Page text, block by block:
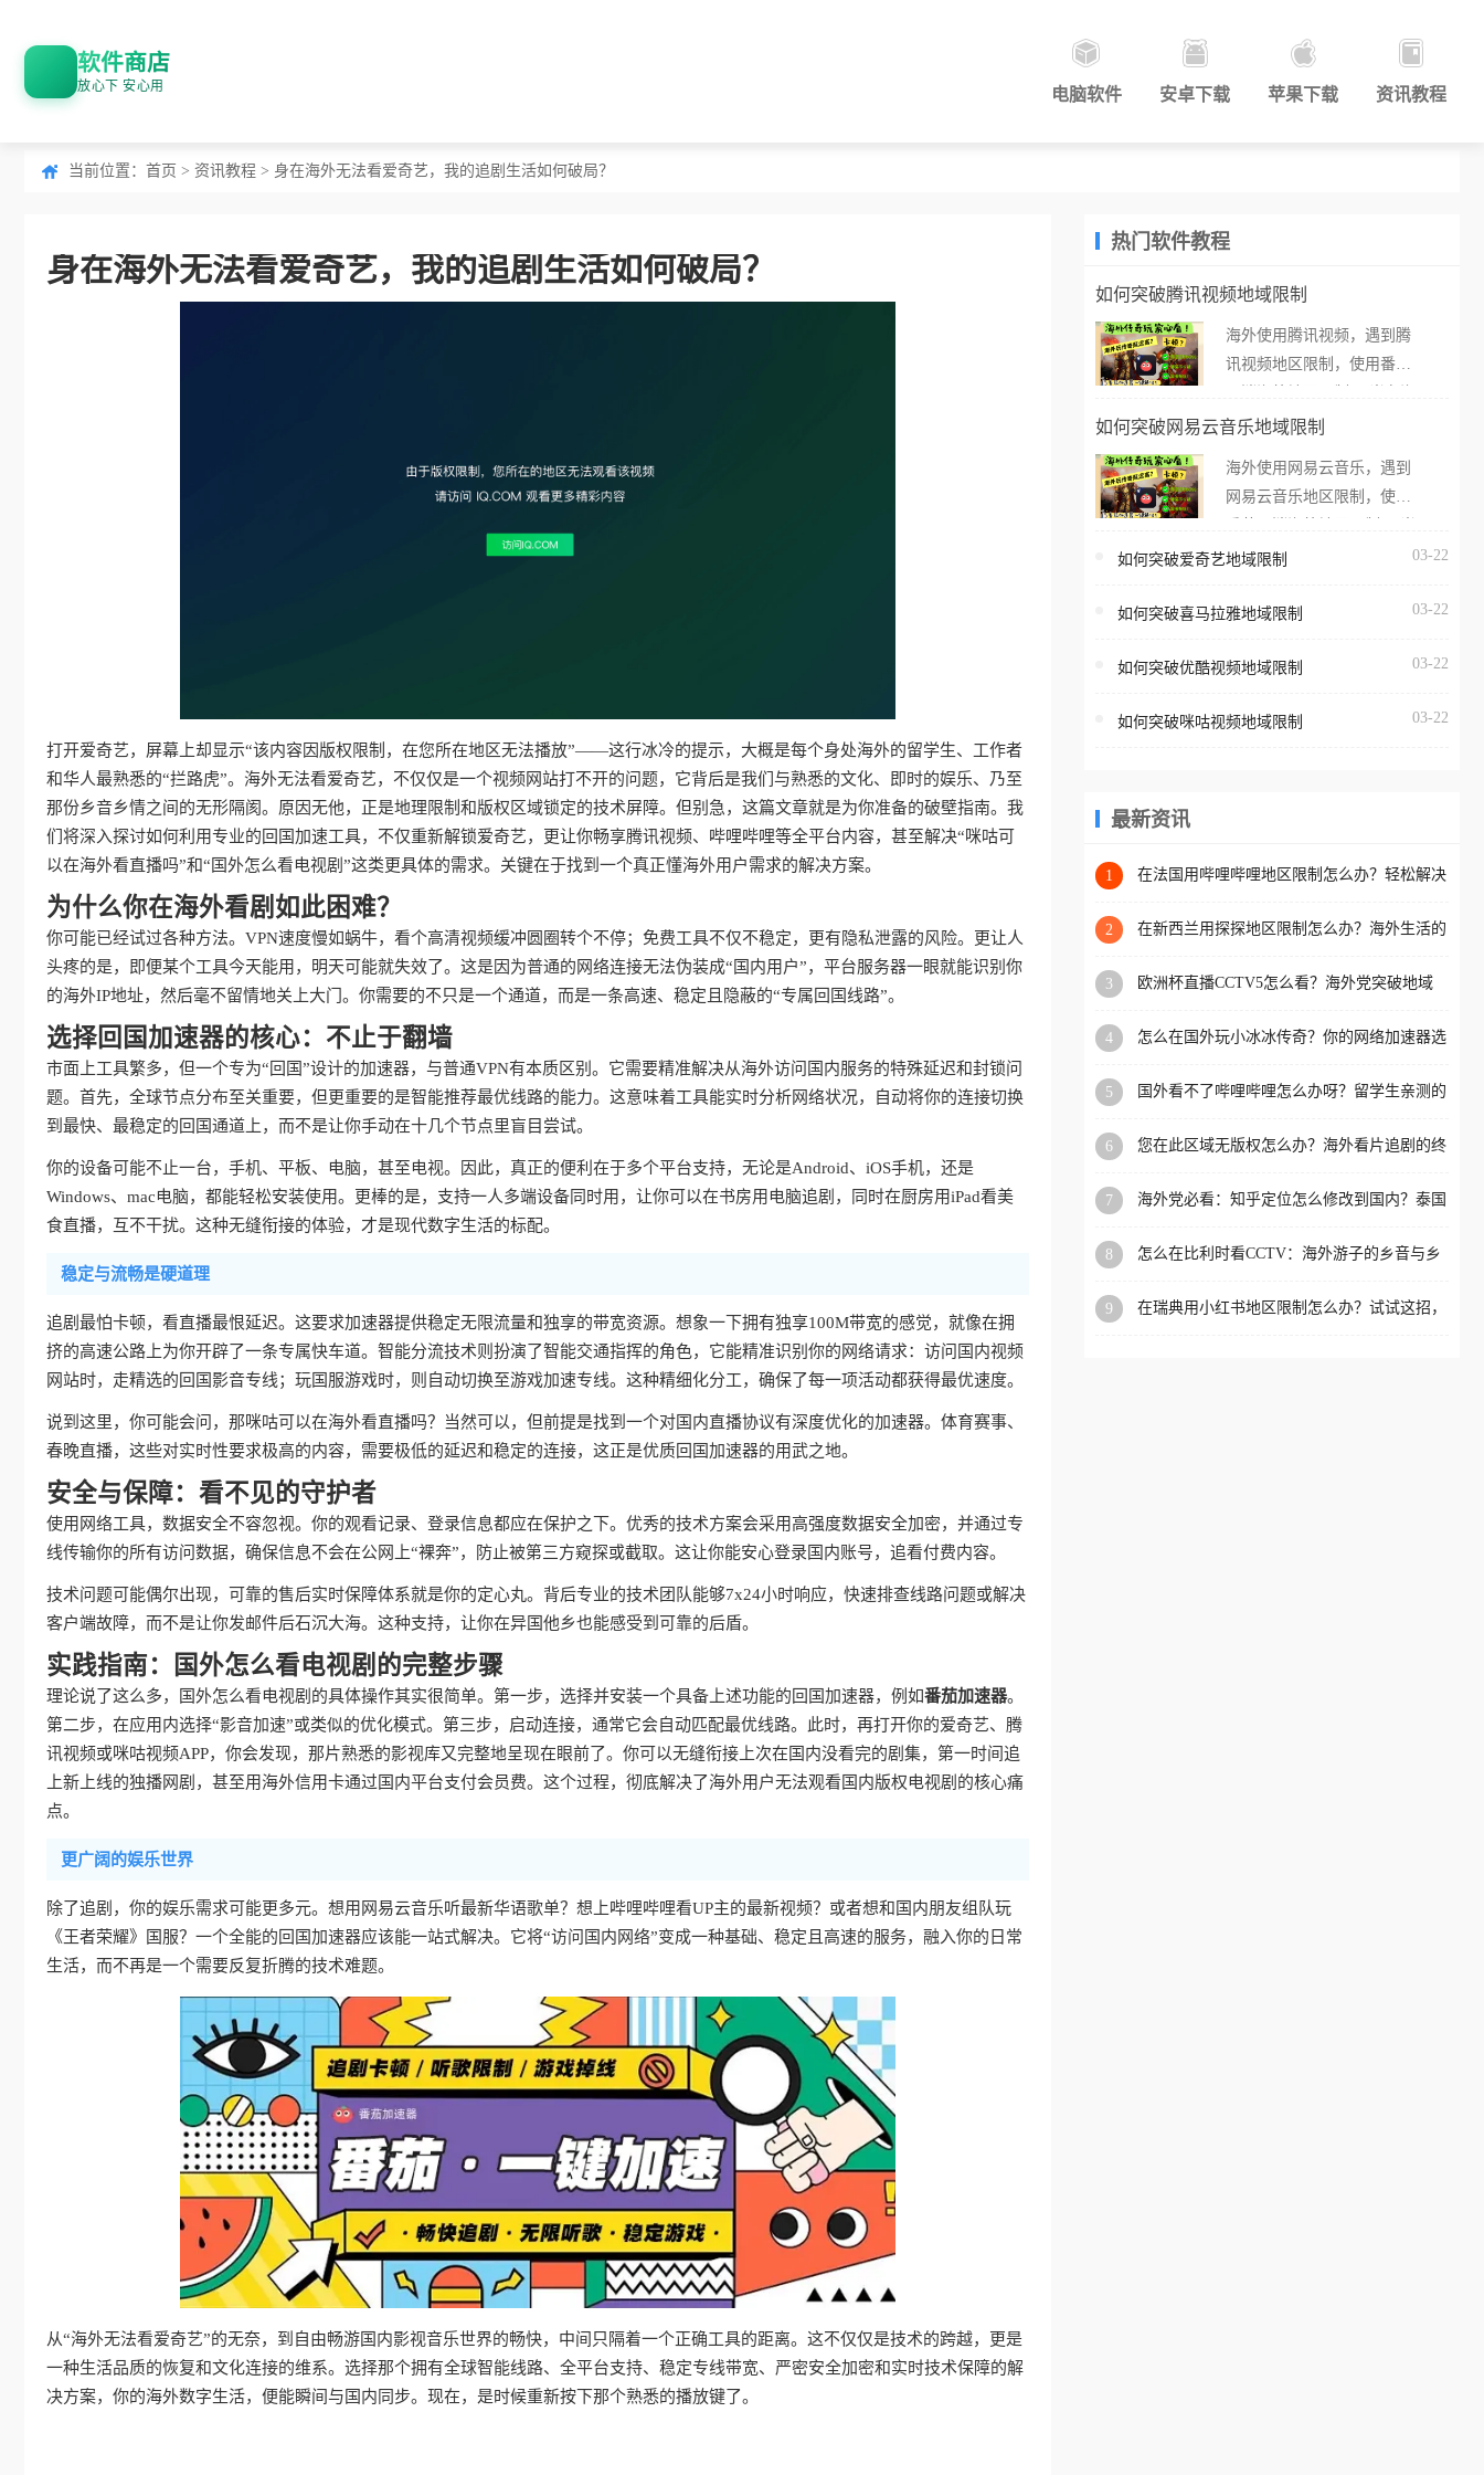
软件商店
放心下 安心用 电脑软件 安卓下载 苹果下载 资讯教程
当前位置： 首页 > 资讯教程 > 身在海外无法看爱奇艺，我的追剧生活如何破局？
身在海外无法看爱奇艺，我的追剧生活如何破局？
打开爱奇艺，屏幕上却显示“该内容因版权限制，在您所在地区无法播放”——这行冰冷的提示，大概是每个身处海外的留学生、工作者
和华人最熟悉的“拦路虎”。海外无法看爱奇艺，不仅仅是一个视频网站打不开的问题，它背后是我们与熟悉的文化、即时的娱乐、乃至
那份乡音乡情之间的无形隔阂。原因无他，正是地理限制和版权区域锁定的技术屏障。但别急，这篇文章就是为你准备的破壁指南。我
们将深入探讨如何利用专业的回国加速工具，不仅重新解锁爱奇艺，更让你畅享腾讯视频、哔哩哔哩等全平台内容，甚至解决“咪咕可
以在海外看直播吗”和“国外怎么看电视剧”这类更具体的需求。关键在于找到一个真正懂海外用户需求的解决方案。
为什么你在海外看剧如此困难？
你可能已经试过各种方法。VPN速度慢如蜗牛，看个高清视频缓冲圆圈转个不停；免费工具不仅不稳定，更有隐私泄露的风险。更让人
头疼的是，即便某个工具今天能用，明天可能就失效了。这是因为普通的网络连接无法伪装成“国内用户”，平台服务器一眼就能识别你
的海外IP地址，然后毫不留情地关上大门。你需要的不只是一个通道，而是一条高速、稳定且隐蔽的“专属回国线路”。
选择回国加速器的核心：不止于翻墙
市面上工具繁多，但一个专为“回国”设计的加速器，与普通VPN有本质区别。它需要精准解决从海外访问国内服务的特殊延迟和封锁问
题。首先，全球节点分布至关重要，但更重要的是智能推荐最优线路的能力。这意味着工具能实时分析网络状况，自动将你的连接切换
到最快、最稳定的回国通道上，而不是让你手动在十几个节点里盲目尝试。
你的设备可能不止一台，手机、平板、电脑，甚至电视。因此，真正的便利在于多个平台支持，无论是Android、iOS手机，还是
Windows、mac电脑，都能轻松安装使用。更棒的是，支持一人多端设备同时用，让你可以在书房用电脑追剧，同时在厨房用iPad看美
食直播，互不干扰。这种无缝衔接的体验，才是现代数字生活的标配。
稳定与流畅是硬道理
追剧最怕卡顿，看直播最恨延迟。这要求加速器提供稳定无限流量和独享的带宽资源。想象一下拥有独享100M带宽的感觉，就像在拥
挤的高速公路上为你开辟了一条专属快车道。智能分流技术则扮演了智能交通指挥的角色，它能精准识别你的网络请求：访问国内视频
网站时，走精选的回国影音专线；玩国服游戏时，则自动切换至游戏加速专线。这种精细化分工，确保了每一项活动都获得最优速度。
说到这里，你可能会问，那咪咕可以在海外看直播吗？当然可以，但前提是找到一个对国内直播协议有深度优化的加速器。体育赛事、
春晚直播，这些对实时性要求极高的内容，需要极低的延迟和稳定的连接，这正是优质回国加速器的用武之地。
安全与保障：看不见的守护者
使用网络工具，数据安全不容忽视。你的观看记录、登录信息都应在保护之下。优秀的技术方案会采用高强度数据安全加密，并通过专
线传输你的所有访问数据，确保信息不会在公网上“裸奔”，防止被第三方窥探或截取。这让你能安心登录国内账号，追看付费内容。
技术问题可能偶尔出现，可靠的售后实时保障体系就是你的定心丸。背后专业的技术团队能够7x24小时响应，快速排查线路问题或解决
客户端故障，而不是让你发邮件后石沉大海。这种支持，让你在异国他乡也能感受到可靠的后盾。
实践指南：国外怎么看电视剧的完整步骤
理论说了这么多，国外怎么看电视剧的具体操作其实很简单。第一步，选择并安装一个具备上述功能的回国加速器，例如番茄加速器。
第二步，在应用内选择“影音加速”或类似的优化模式。第三步，启动连接，通常它会自动匹配最优线路。此时，再打开你的爱奇艺、腾
讯视频或咪咕视频APP，你会发现，那片熟悉的影视库又完整地呈现在眼前了。你可以无缝衔接上次在国内没看完的剧集，第一时间追
上新上线的独播网剧，甚至用海外信用卡通过国内平台支付会员费。这个过程，彻底解决了海外用户无法观看国内版权电视剧的核心痛
点。
更广阔的娱乐世界
除了追剧，你的娱乐需求可能更多元。想用网易云音乐听最新华语歌单？想上哔哩哔哩看UP主的最新视频？或者想和国内朋友组队玩
《王者荣耀》国服？一个全能的回国加速器应该能一站式解决。它将“访问国内网络”变成一种基础、稳定且高速的服务，融入你的日常
生活，而不再是一个需要反复折腾的技术难题。
从“海外无法看爱奇艺”的无奈，到自由畅游国内影视音乐世界的畅快，中间只隔着一个正确工具的距离。这不仅仅是技术的跨越，更是
一种生活品质的恢复和文化连接的维系。选择那个拥有全球智能线路、全平台支持、稳定专线带宽、严密安全加密和实时技术保障的解
决方案，你的海外数字生活，便能瞬间与国内同步。现在，是时候重新按下那个熟悉的播放键了。
热门软件教程
如何突破腾讯视频地域限制
海外使用腾讯视频，遇到腾
讯视频地区限制，使用番茄
外打开腾讯视频，却突然弹
地区无法播放”的提示语。
海外用户如香港、澳门、台
亚、欧洲等国家和地区时，
台一样，出现地区及版权限
地区播放。 遇到这个问题的
区工作、留学、定居等，都
权限制所困扰。
如何突破网易云音乐地域限制
海外使用网易云音乐，遇到
网易云音乐地区限制，使用
在海外打开网易云音乐，却
所在的地区无法播放”的提示
门、台湾、美国、加拿大、
区时，网易云音乐也会像其
回国加速器，即可解决「海
版权限制」的问题，无论人
国、加拿大、澳大利亚、欧
学、定居等，都可以使用，
扰。
如何突破爱奇艺地域限制 03-22
如何突破喜马拉雅地域限制 03-22
如何突破优酷视频地域限制 03-22
如何突破咪咕视频地域限制 03-22
最新资讯
1
在法国用哔哩哔哩地区限制怎么办？轻松解决
2
在新西兰用探探地区限制怎么办？海外生活的
3
欧洲杯直播CCTV5怎么看？海外党突破地域
4
怎么在国外玩小冰冰传奇？你的网络加速器选
5
国外看不了哔哩哔哩怎么办呀？留学生亲测的
6
您在此区域无版权怎么办？海外看片追剧的终
7
海外党必看：知乎定位怎么修改到国内？泰国
8
怎么在比利时看CCTV：海外游子的乡音与乡
9
在瑞典用小红书地区限制怎么办？试试这招，